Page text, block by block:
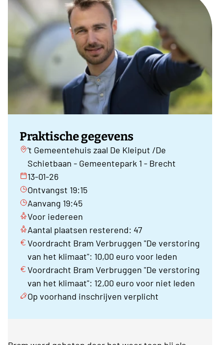
Praktische gegevens
't Gemeentehuis zaal De Kleiput /De
Schietbaan - Gemeentepark 1 - Brecht
13-01-26
Ontvangst 19:15
Aanvang 19:45
Voor iedereen
Aantal plaatsen resterend: 47
Voordracht Bram Verbruggen "De verstoring
van het klimaat": 10,00 euro voor leden
Voordracht Bram Verbruggen "De verstoring
van het klimaat": 12,00 euro voor niet leden
Op voorhand inschrijven verplicht